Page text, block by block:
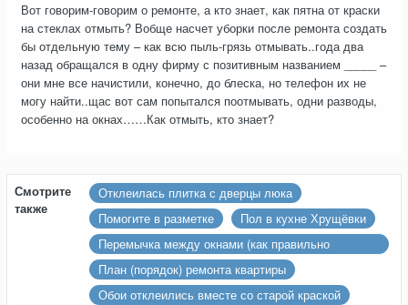
Вот говорим-говорим о ремонте, а кто знает, как пятна от краски
на стеклах отмыть? Вобще насчет уборки после ремонта создать
бы отдельную тему – как всю пыль-грязь отмывать..года два
назад обращался в одну фирму с позитивным названием _____ –
они мне все начистили, конечно, до блеска, но телефон их не
могу найти..щас вот сам попытался поотмывать, одни разводы,
особенно на окнах……Как отмыть, кто знает?
Смотрите
также
Отклеилась плитка с дверцы люка
Помогите в разметке
Пол в кухне Хрущёвки
Перемычка между окнами (как правильно
изолировать от улицы)
План (порядок) ремонта квартиры
Обои отклеились вместе со старой краской